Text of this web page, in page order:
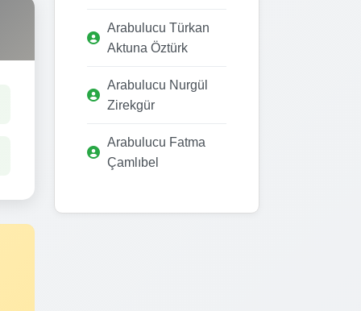
Arabulucu Türkan
Aktuna Öztürk
Arabulucu Nurgül
Zirekgür
Arabulucu Fatma
Çamlıbel